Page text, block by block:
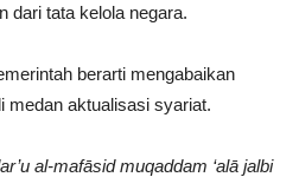
dari tata kelola negara.
berarti mengabaikan
medan aktualisasi syariat.
al-mafāsid muqaddam ‘alā jalbi